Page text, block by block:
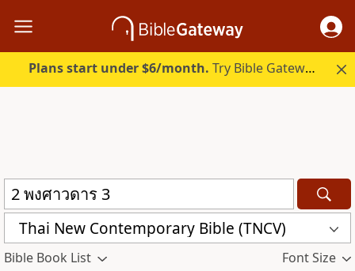
Plans start under $6/month. Try Bible Gateway Plus.
Thai New Contemporary Bible (TNCV)
Bible Book List Font Size